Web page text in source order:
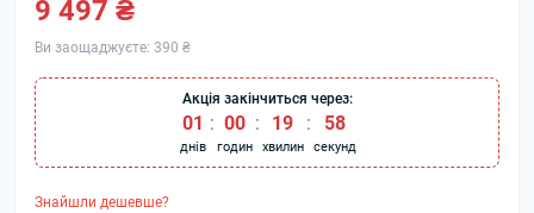
9 497 ₴
Ви заощаджуєте: 390 ₴
Акція закінчиться через:
01
днів
: 00
годин
: 19
хвилин
: 57
секунд
Знайшли дешевше?